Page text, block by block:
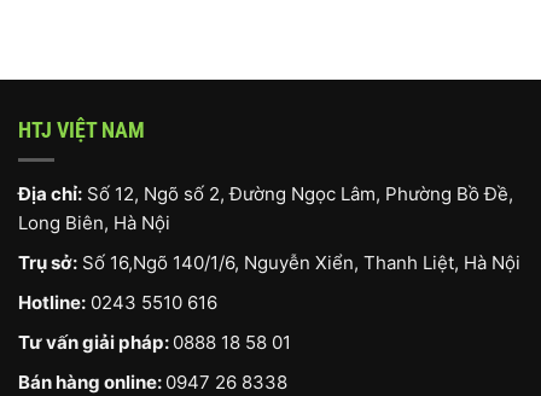
HTJ VIỆT NAM
Địa chỉ: Số 12, Ngõ số 2, Đường Ngọc Lâm, Phường Bồ Đề,
Long Biên, Hà Nội
Trụ sở: Số 16,Ngõ 140/1/6, Nguyễn Xiển, Thanh Liệt, Hà Nội
Hotline: 0243 5510 616
Tư vấn giải pháp: 0888 18 58 01
Bán hàng online: 0947 26 8338